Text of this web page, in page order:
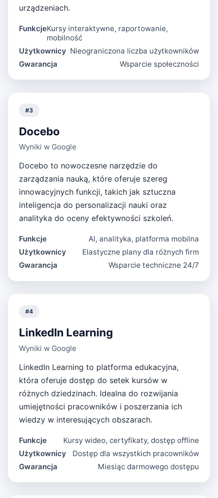
urządzeniach.
FunkcjeKursy interaktywne, raportowanie,
mobilność
Użytkownicy Nieograniczona liczba użytkowników
Gwarancja
Wsparcie społeczności
#3
Docebo
Wyniki w Google
Docebo to nowoczesne narzędzie do
zarządzania nauką, które oferuje szereg
innowacyjnych funkcji, takich jak sztuczna
inteligencja do personalizacji nauki oraz
analityka do oceny efektywności szkoleń.
Funkcje
AI, analityka, platforma mobilna
Użytkownicy
Elastyczne plany dla różnych firm
Gwarancja
Wsparcie techniczne 24/7
#4
LinkedIn Learning
Wyniki w Google
LinkedIn Learning to platforma edukacyjna,
która oferuje dostęp do setek kursów w
różnych dziedzinach. Idealna do rozwijania
umiejętności pracowników i poszerzania ich
wiedzy w interesujących obszarach.
Funkcje
Kursy wideo, certyfikaty, dostęp offline
Użytkownicy
Dostęp dla wszystkich pracowników
Gwarancja
Miesiąc darmowego dostępu